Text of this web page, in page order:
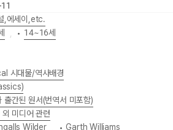
,에세이,etc.
• 14~16세
시대물/역사배경
출간된 원서(번역서 미포함)
미디어 관련
Wilder • Garth Williams